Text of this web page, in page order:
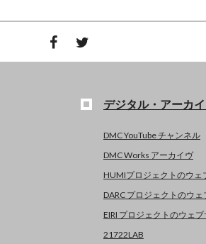
デジタル・アーカ
DMC YouTube チャンネル
DMC Works アーカイヴ
HUMIプロジェクトのウェ
DARC プロジェクトのウ
EIRI プロジェクトのウェ
21722LAB